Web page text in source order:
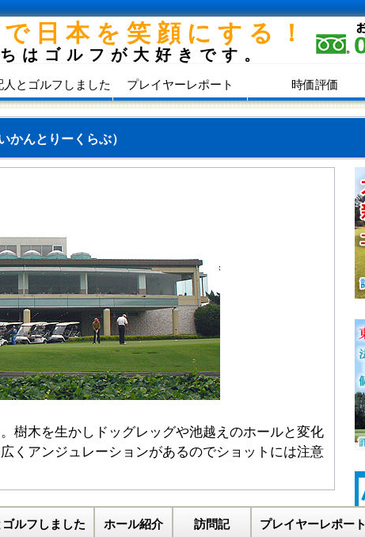
日本を笑顔にする！
はゴルフが大好きです。
人とゴルフしました プレイヤーレポート 時価評価
かんとりーくらぶ）
樹木を生かしドッグレッグや池越えのホールと変化
くアンジュレーションがあるのでショットには注意
ルフしました ホール紹介 訪問記 プレイヤーレポート